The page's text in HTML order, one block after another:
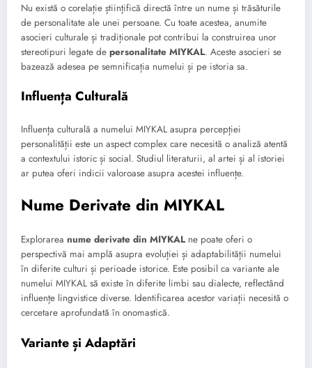
Nu există o corelație științifică directă între un nume și trăsăturile
de personalitate ale unei persoane. Cu toate acestea, anumite
asocieri culturale și tradiționale pot contribui la construirea unor
stereotipuri legate de personalitate MIYKAL. Aceste asocieri se
bazează adesea pe semnificația numelui și pe istoria sa.
Influența Culturală
Influența culturală a numelui MIYKAL asupra percepției
personalității este un aspect complex care necesită o analiză atentă
a contextului istoric și social. Studiul literaturii, al artei și al istoriei
ar putea oferi indicii valoroase asupra acestei influențe.
Nume Derivate din MIYKAL
Explorarea nume derivate din MIYKAL ne poate oferi o
perspectivă mai amplă asupra evoluției și adaptabilității numelui
în diferite culturi și perioade istorice. Este posibil ca variante ale
numelui MIYKAL să existe în diferite limbi sau dialecte, reflectând
influențe lingvistice diverse. Identificarea acestor variații necesită o
cercetare aprofundată în onomastică.
Variante și Adaptări